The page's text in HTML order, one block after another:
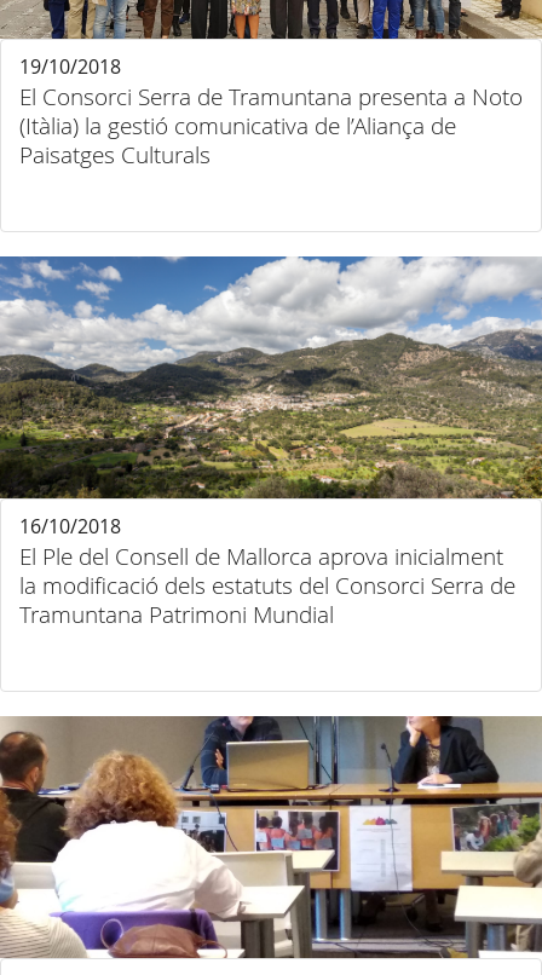
El Consorci Serra de Tramuntana presenta a Noto
(Itàlia) la gestió comunicativa de l’Aliança de
Paisatges Culturals
19/10/2018
El Ple del Consell de Mallorca aprova inicialment
la modificació dels estatuts del Consorci Serra de
Tramuntana Patrimoni Mundial
16/10/2018